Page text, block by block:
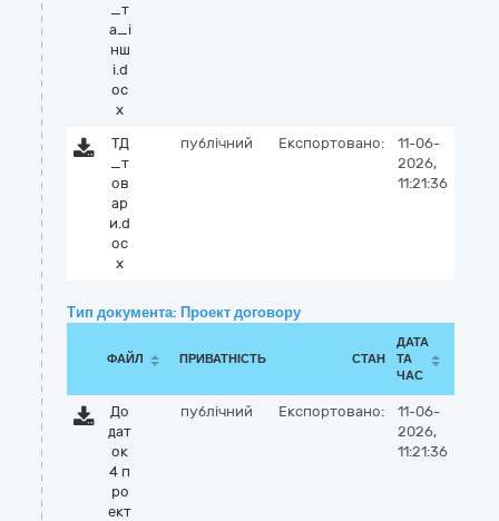
_т
а_і
нш
і.d
oc
x
ТД
_т
ов
ар
и.d
oc
x
публічний Експортовано:
11-06-
2026,
11:21:36
Тип документа: Проект договору
ФАЙЛ ПРИВАТНІСТЬ СТАН
ДАТА
ТА
ЧАС
До
дат
ок
4 п
ро
ект
публічний Експортовано:
11-06-
2026,
11:21:36